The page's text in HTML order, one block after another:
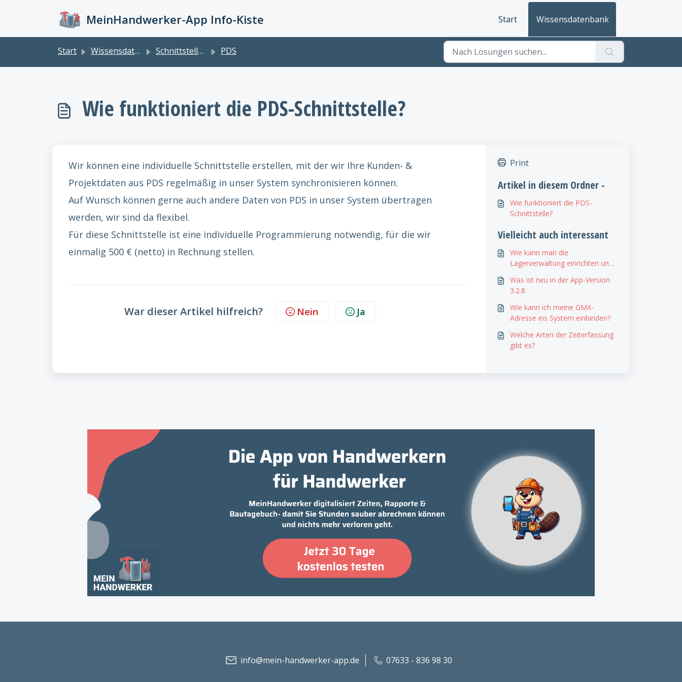
MeinHandwerker-App Info-Kiste Start Wissensdatenbank
Start Wissensdatenbank Schnittstellen PDS
Wie funktioniert die PDS-Schnittstelle?
Wir können eine individuelle Schnittstelle erstellen, mit der wir Ihre Kunden- &
Projektdaten aus PDS regelmäßig in unser System synchronisieren können.
Auf Wunsch können gerne auch andere Daten von PDS in unser System übertragen
werden, wir sind da flexibel.
Für diese Schnittstelle ist eine individuelle Programmierung notwendig, für die wir
einmalig 500 € (netto) in Rechnung stellen.
War dieser Artikel hilfreich? Nein Ja
Print
Artikel in diesem Ordner -
Wie funktioniert die PDS-
Schnittstelle?
Vielleicht auch interessant
Wie kann man die
Lagerverwaltung einrichten und
Was ist neu in der App-Version
3.2.8
Wie kann ich meine GMX-
Adresse ins System einbinden?
Welche Arten der Zeiterfassung
gibt es?
info@mein-handwerker-app.de 07633 - 836 98 30